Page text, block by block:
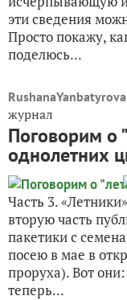
эти сведения
Просто покажу,
поделюсь...
RushanaYanbatyrova
журнал
Поговорим о
однолетних
Часть 3.
вторую часть
пакетики с
посею в мае в
проруха). Вот
теперь...